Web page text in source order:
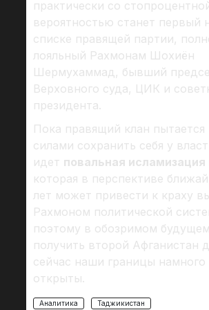
практически со
вероятностью станет первый
списке правящей партии,
лояльный Рахмонам Шохиён
Шермухаммад, бывший
Верховного суда, ЦИК и
президента.
Пока правящий клан пытается
силами сохранить себя у
идет повальная исламизация
которая в перспективе
лет может привести к краху
Рахмоном политической
поэтому в обозримом
получить второй Афганистан
сейчас наши границы намного
открыты.
Аналитика Таджикистан